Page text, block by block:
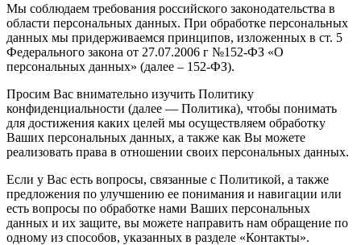
Мы соблюдаем требования российского законодательства в
области персональных данных. При обработке персональных
данных мы придерживаемся принципов, изложенных в ст. 5
Федерального закона от 27.07.2006 г №152-ФЗ «О
персональных данных» (далее – 152-ФЗ).
Просим Вас внимательно изучить Политику
конфиденциальности (далее — Политика), чтобы понимать
для достижения каких целей мы осуществляем обработку
Ваших персональных данных, а также как Вы можете
реализовать права в отношении своих персональных данных.
Если у Вас есть вопросы, связанные с Политикой, а также
предложения по улучшению ее понимания и навигации или
есть вопросы по обработке нами Ваших персональных
данных и их защите, вы можете направить нам обращение по
одному из способов, указанных в разделе «Контакты».